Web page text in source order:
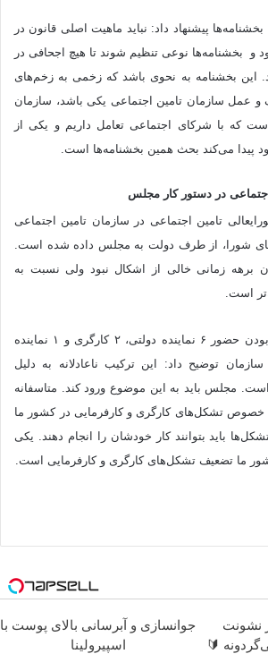
پیشنهاد داد: نباید ماهیت اصلی قانون در
و بخشنامه‌ها نوعی تنظیم شوند تا هیچ اجحافی در
این بخشنامه به نحوی باشد که زخمی به زخم‌های
عمل سازمان تامین اجتماعی یکی باشد، سازمان
که با شرکای اجتماعی تعامل داریم و یکی از
پیدا می‌کند بحث همین بخشنامه‌ها است.
در دستور کار مجلس
تامین اجتماعی در سازمان تامین اجتماعی
شورا، از طرف دولت به مجلس داده شده است.
برهه زمانی خالی از اشکال نبود ولی نسبت به
است.
وی با تاکید بر ناعادلانه بودن حضور ۶ نماینده دولتی، ۲ کارگری و ۱ نماینده
توضیح داد: این ترکیب ناعادلانه به دلیل
است. مجلس باید به این موضوع ورود کند. متاسفانه
خصوص تشکل‌های کارگری و کارفرمایی در کشور ما
باید بتوانند کار خودشان را انجام دهند. یکی
ما تضعیف تشکل‌های کارگری و کارفرمایی است.
نشونت
🔰
جوانسازی و آبرسانی بالای پوست با
اسپیرولینا